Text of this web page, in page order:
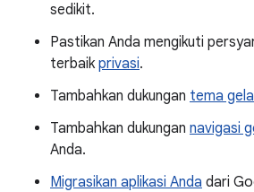
sedikit.
Pastikan Anda mengikuti
terbaik privasi.
Tambahkan dukungan tema
Tambahkan dukungan navigasi
Anda.
Migrasikan aplikasi Anda dari